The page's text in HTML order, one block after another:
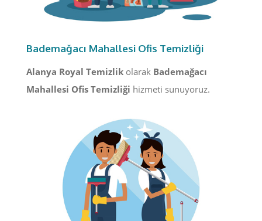
Bademağacı Mahallesi Ofis Temizliği
Alanya Royal Temizlik olarak Bademağacı
Mahallesi Ofis Temizliği hizmeti sunuyoruz.